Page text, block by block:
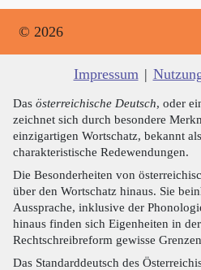
© 2026
Impressum |
Das österreichische Deutsch, oder
zeichnet sich durch besondere
einzigartigen Wortschatz, bekannt als
charakteristische Redewendungen.
Die Besonderheiten von
über den Wortschatz hinaus. Sie
Aussprache, inklusive der
hinaus finden sich Eigenheiten in der
Rechtschreibreform gewisse
Das Standarddeutsch des